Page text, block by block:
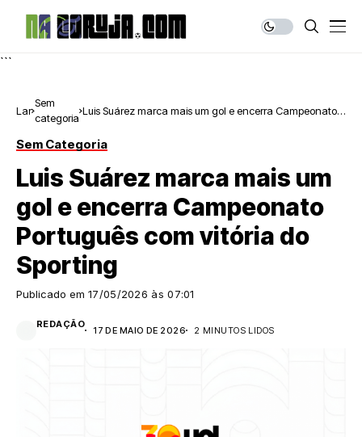
```
Lar
Sem
categoria
Luis Suárez marca mais um gol e encerra Campeonato
Sem Categoria
Luis Suárez marca mais um
gol e encerra Campeonato
Português com vitória do
Sporting
Publicado em 17/05/2026 às 07:01
REDAÇÃO
17 DE MAIO DE 2026 2 MINUTOS LIDOS